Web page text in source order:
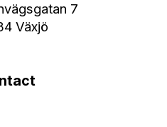
7
Växjö